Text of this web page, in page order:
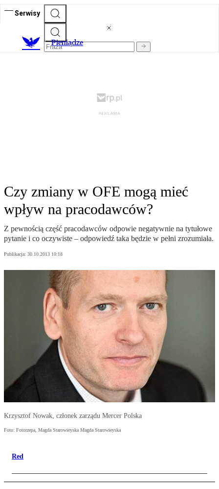
Serwisy
Pieniądze
Czy zmiany w OFE mogą mieć
wpływ na pracodawców?
Z pewnością część pracodawców odpowie negatywnie na tytułowe
pytanie i co oczywiste – odpowiedź taka będzie w pełni zrozumiała.
Publikacja: 30.10.2013 10:18
Krzysztof Nowak, członek zarządu Mercer Polska
Foto: Fotorzepa, Magda Starowieyska Magda Starowieyska
Red